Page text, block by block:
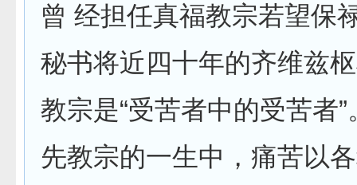
曾 经担任真福教宗若望保
秘书将近四十年的齐维兹
教宗是“受苦者中的受苦者”
先教宗的一生中，痛苦以